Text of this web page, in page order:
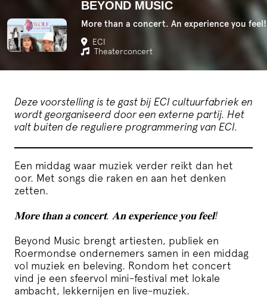
BEYOND MUSIC
More than a concert. An experience you feel!
ECI
Theaterconcert
Deze voorstelling is te gast bij ECI cultuurfabriek en
wordt georganiseerd door een externe partij. Het
valt buiten de reguliere programmering van ECI.
Een middag waar muziek verder reikt dan het
oor. Met songs die raken en aan het denken
zetten.
𝐌𝐨𝐫𝐞 𝐭𝐡𝐚𝐧 𝐚 𝐜𝐨𝐧𝐜𝐞𝐫𝐭. 𝐀𝐧 𝐞𝐱𝐩𝐞𝐫𝐢𝐞𝐧𝐜𝐞 𝐲𝐨𝐮 𝐟𝐞𝐞𝐥!
Beyond Music brengt artiesten, publiek en
Roermondse ondernemers samen in een middag
vol muziek en beleving. Rondom het concert
vind je een sfeervol mini-festival met lokale
ambacht, lekkernijen en live-muziek.